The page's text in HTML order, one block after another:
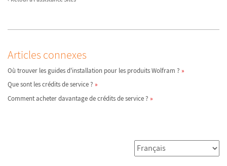
Articles connexes
Où trouver les guides d'installation pour les produits Wolfram ?
Que sont les crédits de service ?
Comment acheter davantage de crédits de service ?